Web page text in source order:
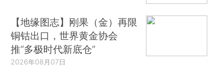
【地缘图志】刚果（金）再限
铜钴出口，世界黄金协会
推“多极时代新底仓”
2026年08月07日